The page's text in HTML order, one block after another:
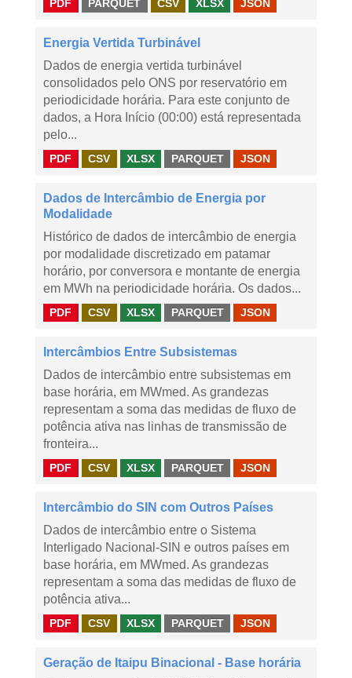
PDF PARQUET CSV XLSX JSON
Energia Vertida Turbinável
Dados de energia vertida turbinável
consolidados pelo ONS por reservatório em
periodicidade horária. Para este conjunto de
dados, a Hora Início (00:00) está representada
pelo...
PDF CSV XLSX PARQUET JSON
Dados de Intercâmbio de Energia por
Modalidade
Histórico de dados de intercâmbio de energia
por modalidade discretizado em patamar
horário, por conversora e montante de energia
em MWh na periodicidade horária. Os dados...
PDF CSV XLSX PARQUET JSON
Intercâmbios Entre Subsistemas
Dados de intercâmbio entre subsistemas em
base horária, em MWmed. As grandezas
representam a soma das medidas de fluxo de
potência ativa nas linhas de transmissão de
fronteira...
PDF CSV XLSX PARQUET JSON
Intercâmbio do SIN com Outros Países
Dados de intercâmbio entre o Sistema
Interligado Nacional-SIN e outros países em
base horária, em MWmed. As grandezas
representam a soma das medidas de fluxo de
potência ativa...
PDF CSV XLSX PARQUET JSON
Geração de Itaipu Binacional - Base horária